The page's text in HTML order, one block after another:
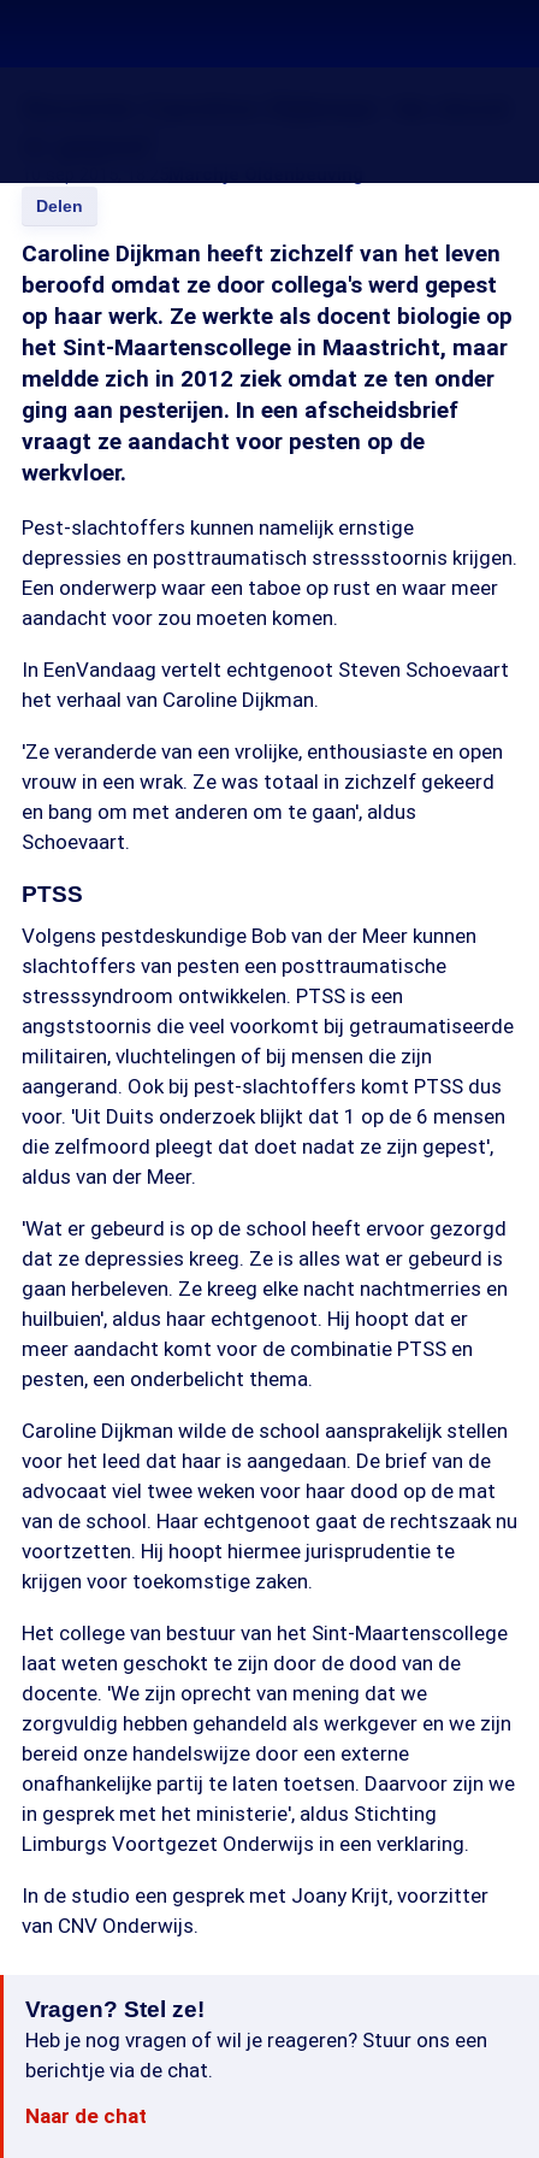
Delen
Caroline Dijkman heeft zichzelf van het leven
beroofd omdat ze door collega's werd gepest
op haar werk. Ze werkte als docent biologie op
het Sint-Maartenscollege in Maastricht, maar
meldde zich in 2012 ziek omdat ze ten onder
ging aan pesterijen. In een afscheidsbrief
vraagt ze aandacht voor pesten op de
werkvloer.
Pest-slachtoffers kunnen namelijk ernstige
depressies en posttraumatisch stressstoornis krijgen.
Een onderwerp waar een taboe op rust en waar meer
aandacht voor zou moeten komen.
In EenVandaag vertelt echtgenoot Steven Schoevaart
het verhaal van Caroline Dijkman.
'Ze veranderde van een vrolijke, enthousiaste en open
vrouw in een wrak. Ze was totaal in zichzelf gekeerd
en bang om met anderen om te gaan', aldus
Schoevaart.
PTSS
Volgens pestdeskundige Bob van der Meer kunnen
slachtoffers van pesten een posttraumatische
stresssyndroom ontwikkelen. PTSS is een
angststoornis die veel voorkomt bij getraumatiseerde
militairen, vluchtelingen of bij mensen die zijn
aangerand. Ook bij pest-slachtoffers komt PTSS dus
voor. 'Uit Duits onderzoek blijkt dat 1 op de 6 mensen
die zelfmoord pleegt dat doet nadat ze zijn gepest',
aldus van der Meer.
'Wat er gebeurd is op de school heeft ervoor gezorgd
dat ze depressies kreeg. Ze is alles wat er gebeurd is
gaan herbeleven. Ze kreeg elke nacht nachtmerries en
huilbuien', aldus haar echtgenoot. Hij hoopt dat er
meer aandacht komt voor de combinatie PTSS en
pesten, een onderbelicht thema.
Caroline Dijkman wilde de school aansprakelijk stellen
voor het leed dat haar is aangedaan. De brief van de
advocaat viel twee weken voor haar dood op de mat
van de school. Haar echtgenoot gaat de rechtszaak nu
voortzetten. Hij hoopt hiermee jurisprudentie te
krijgen voor toekomstige zaken.
Het college van bestuur van het Sint-Maartenscollege
laat weten geschokt te zijn door de dood van de
docente. 'We zijn oprecht van mening dat we
zorgvuldig hebben gehandeld als werkgever en we zijn
bereid onze handelswijze door een externe
onafhankelijke partij te laten toetsen. Daarvoor zijn we
in gesprek met het ministerie', aldus Stichting
Limburgs Voortgezet Onderwijs in een verklaring.
In de studio een gesprek met Joany Krijt, voorzitter
van CNV Onderwijs.
Vragen? Stel ze!
Heb je nog vragen of wil je reageren? Stuur ons een
berichtje via de chat.
Naar de chat